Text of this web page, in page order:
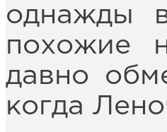
однажды
похожие
давно
когда